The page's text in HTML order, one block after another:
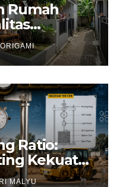
Rumah
Ratio:
Kekuatan
MALYU